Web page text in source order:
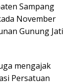
Sampang
November
Gunung Jati
mengajak
Persatuan